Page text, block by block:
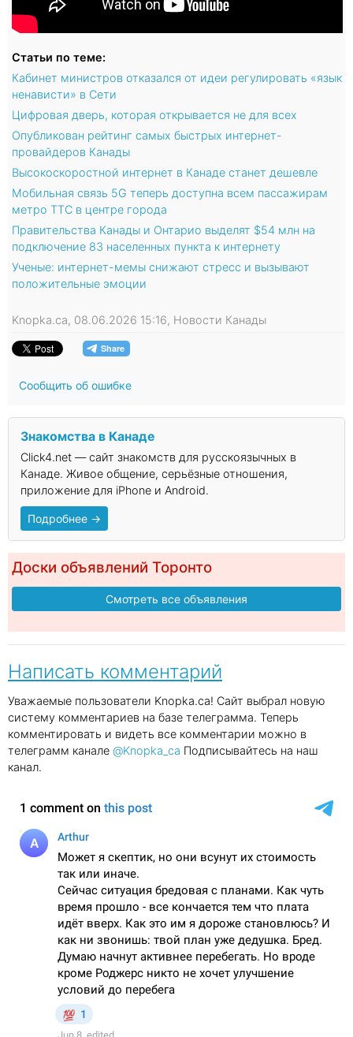
Статьи по теме:
Кабинет министров отказался от идеи регулировать «язык
ненависти» в Сети
Цифровая дверь, которая открывается не для всех
Опубликован рейтинг самых быстрых интернет-
провайдеров Канады
Высокоскоростной интернет в Канаде станет дешевле
Мобильная связь 5G теперь доступна всем пассажирам
метро TTC в центре города
Правительства Канады и Онтарио выделят $54 млн на
подключение 83 населенных пункта к интернету
Ученые: интернет-мемы снижают стресс и вызывают
положительные эмоции
Knopka.ca, 08.06.2026 15:16, Новости Канады
Сообщить об ошибке
Знакомства в Канаде
Click4.net — сайт знакомств для русскоязычных в
Канаде. Живое общение, серьёзные отношения,
приложение для iPhone и Android.
Подробнее →
Доски объявлений Торонто
Смотреть все объявления
Написать комментарий
Уважаемые пользователи Knopka.ca! Сайт выбрал новую
систему комментариев на базе телеграмма. Теперь
комментировать и видеть все комментарии можно в
телеграмм канале @Knopka_ca Подписывайтесь на наш
канал.